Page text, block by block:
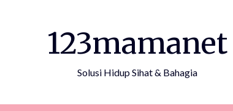
123mamanet
Solusi Hidup Sihat & Bahagia